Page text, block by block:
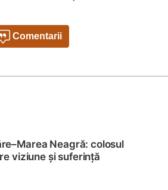
Comentarii
Neagră: colosul
viziune și suferință